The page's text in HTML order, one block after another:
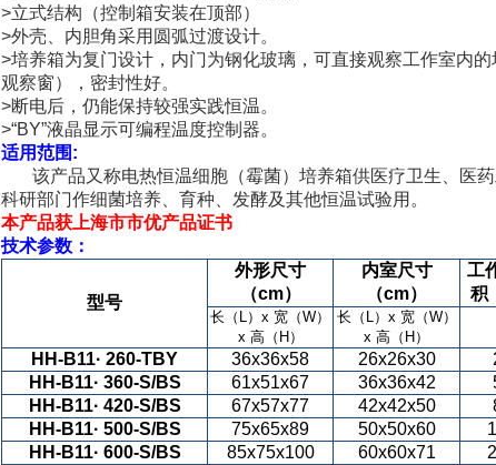
>立式结构（控制箱安装在顶部）
>外壳、内胆角采用圆弧过渡设计。
>培养箱为复门设计，内门为钢化玻璃，可直接观察工作室内
观察窗），密封性好。
>断电后，仍能保持较强实践恒温。
>“BY”液晶显示可编程温度控制器。
适用范围 :
该产品又称电热恒温细胞（霉菌）培养箱供医疗卫生、医
科研部门作细菌培养、育种、发酵及其他恒温试验用。
本产品获上海市市优产品证书
技术参数：
型号
外形尺寸
（cm）
内室尺寸
（cm）
工
积
长（L）x 宽（W）
x 高（H）
长（L）x 宽（W）
x 高（H）
HH-B11· 260-TBY 36x36x58 26x26x30
HH-B11· 360-S/BS 61x51x67 36x36x42
HH-B11· 420-S/BS 67x57x77 42x42x50
HH-B11· 500-S/BS 75x65x89 50x50x60
HH-B11· 600-S/BS 85x75x100 60x60x71